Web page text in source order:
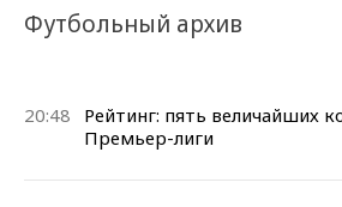
Футбольный архив
20:48
Рейтинг: пять величайших
Премьер-лиги